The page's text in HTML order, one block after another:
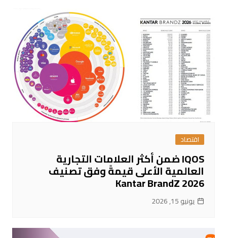
اقتصاد
IQOS ضمن أكثر العلامات التجارية
العالمية الأعلى قيمةً وفق تصنيف
Kantar BrandZ 2026
يونيو 15, 2026